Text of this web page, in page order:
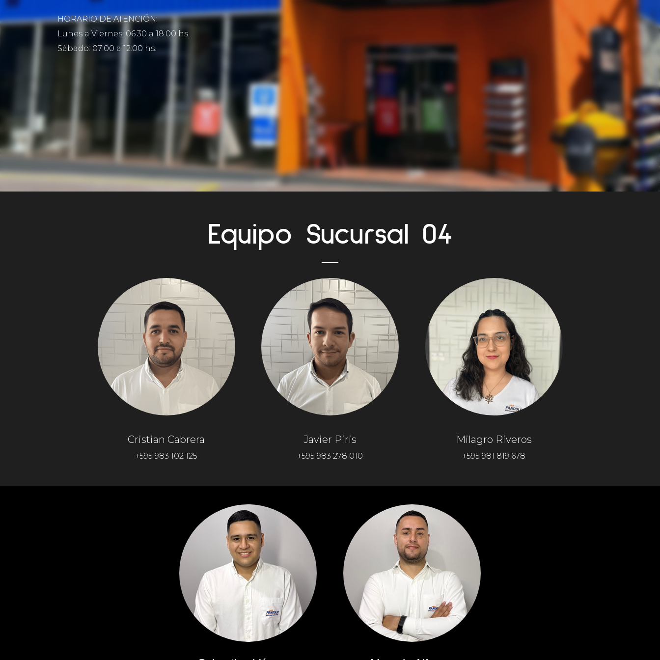
HORARIO DE ATENCIÓN:
Lunes a Viernes: 06:30 a 18:00 hs.
Sábado: 07:00 a 12:00 hs.
Equipo Sucursal 04
Cristian Cabrera
+595 983 102 125
Javier Piris
+595 983 278 010
Milagro Riveros
+595 981 819 678